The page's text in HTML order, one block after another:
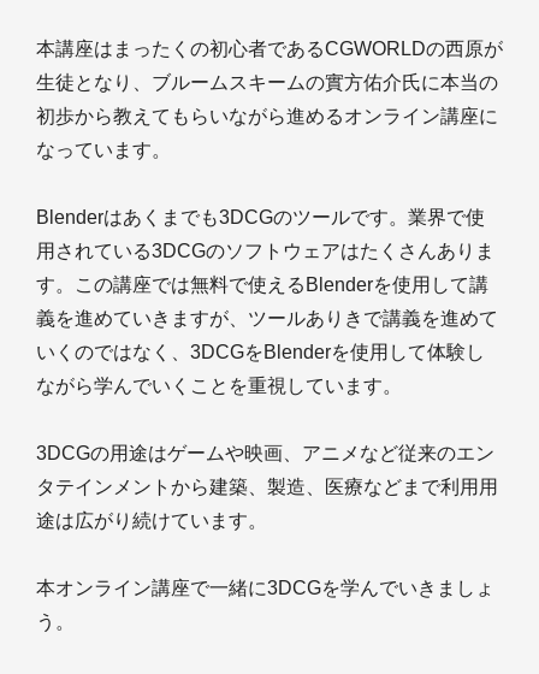
本講座はまったくの初心者であるCGWORLDの西原が
生徒となり、ブルームスキームの實方佑介氏に本当の
初歩から教えてもらいながら進めるオンライン講座に
なっています。
Blenderはあくまでも3DCGのツールです。業界で使
用されている3DCGのソフトウェアはたくさんありま
す。この講座では無料で使えるBlenderを使用して講
義を進めていきますが、ツールありきで講義を進めて
いくのではなく、3DCGをBlenderを使用して体験し
ながら学んでいくことを重視しています。
3DCGの用途はゲームや映画、アニメなど従来のエン
タテインメントから建築、製造、医療などまで利用用
途は広がり続けています。
本オンライン講座で一緒に3DCGを学んでいきましょ
う。